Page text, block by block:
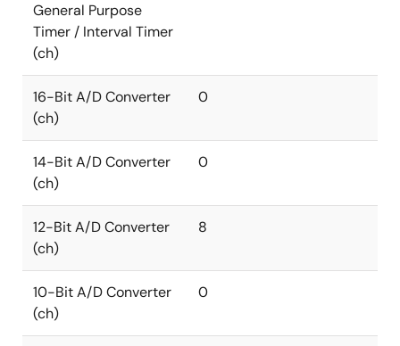
General Purpose
Timer / Interval Timer
(ch)
16-Bit A/D Converter
(ch)
0
14-Bit A/D Converter
(ch)
0
12-Bit A/D Converter
(ch)
8
10-Bit A/D Converter
(ch)
0